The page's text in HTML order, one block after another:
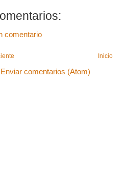
comentario
Inicio
Enviar comentarios (Atom)